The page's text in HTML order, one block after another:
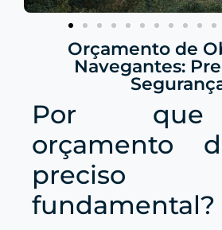
Orçamento de
Navegantes:
Por
orçamento
fundamental?